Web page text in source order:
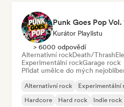
Punk Goes Pop Vol.
Kurátor Playlistu
> 6000 odpovědí
Alternativní rockDeath/Thrash
Experimentální rockGarage rock
Přidat umělce do mých
Alternativní rock Experimentální
Hardcore
Hard rock Indie rock